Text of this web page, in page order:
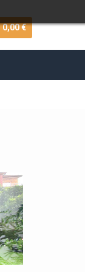
0,00 €